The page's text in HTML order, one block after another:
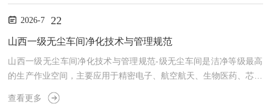
境湿度的调控，在净化实验室的围护结构施工期间，就应设置临时加
湿系统，将施工区域相对湿度维持在45%至65%之间，避免低湿度环
2026-7 22
山西一级无尘车间净化技术与管理规范
山西一级无尘车间净化技术与管理规范-级无尘车间是洁净等级最高
的生产作业空间，主要应用于精密电子、航空航天、生物医药、芯片
制造等领域，核心要求是*大限度控制空气中尘埃粒子、微生物、温
湿度及气流波动，保障产品生产精度与品质稳定性，无微小杂质引发
查看更多